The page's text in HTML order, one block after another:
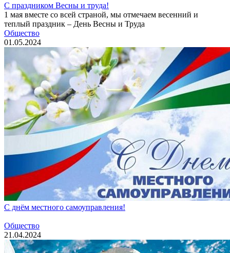
С праздником Весны и труда!
1 мая вместе со всей страной, мы отмечаем весенний и
теплый праздник – День Весны и Труда
Общество
01.05.2024
С днём местного самоуправления!
Общество
21.04.2024